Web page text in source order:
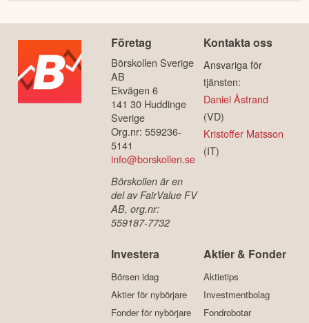
Företag
Börskollen Sverige
AB
Ekvägen 6
141 30 Huddinge
Sverige
Org.nr: 559236-
5141
info@borskollen.se
Börskollen är en
del av FairValue FV
AB, org.nr:
559187-7732
Kontakta oss
Ansvariga för
tjänsten:
Daniel Åstrand
(VD)
Kristoffer Matsson
(IT)
Investera
Börsen idag
Aktier för nybörjare
Fonder för nybörjare
Aktier & Fonder
Aktietips
Investmentbolag
Fondrobotar